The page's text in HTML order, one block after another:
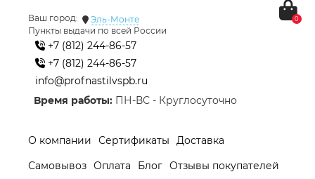
Ваш город:
Эль-Монте
Пункты выдачи по всей России
+7 (812) 244-86-57
+7 (812) 244-86-57
info@profnastilvspb.ru
Время работы: ПН-ВС - Круглосуточно
0
О компании Сертификаты
Доставка
Самовывоз Оплата Блог Отзывы покупателей